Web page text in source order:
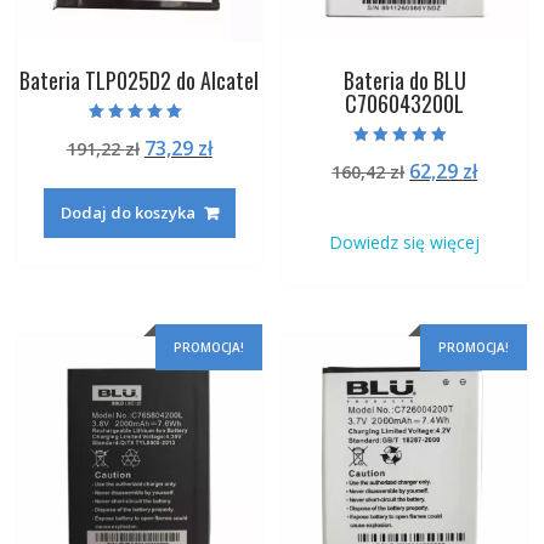
Bateria TLP025D2 do Alcatel
5.00
na 5
191,22zł Pierwotna
wynosiła:
191,22 zł.
73,29 złAktualna
73,29 zł.
Dodaj do koszyka
Bateria do BLU
C706043200L
5.00
na 5
160,42zł Pierwotna
160,42 zł.
62,29 zł
62,29
Dowiedz się więcej
PROMOCJA! PROMOCJA!